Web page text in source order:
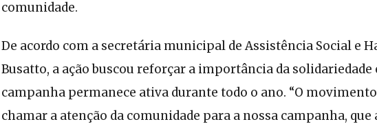
comunidade.
De acordo com a secretária municipal de Assistência Social e
Busatto, a ação buscou reforçar a importância da solidariedade
campanha permanece ativa durante todo o ano. “O
chamar a atenção da comunidade para a nossa campanha, que